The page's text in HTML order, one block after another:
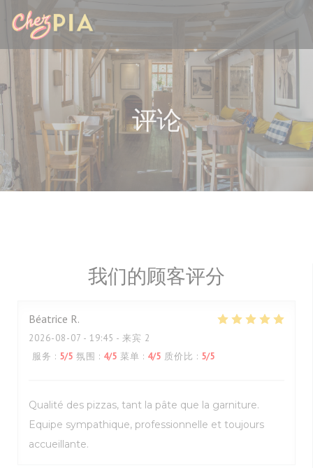
Cookie管理面板
评论
我们的顾客评分
Béatrice R
2026-08-07 - 19:45 - 来宾 2
服务 : 5/5 氛围 : 4/5 菜单 : 4/5 质价比 : 5/5
Qualité des pizzas, tant la pâte que la garniture.
Equipe sympathique, professionnelle et toujours
accueillante.